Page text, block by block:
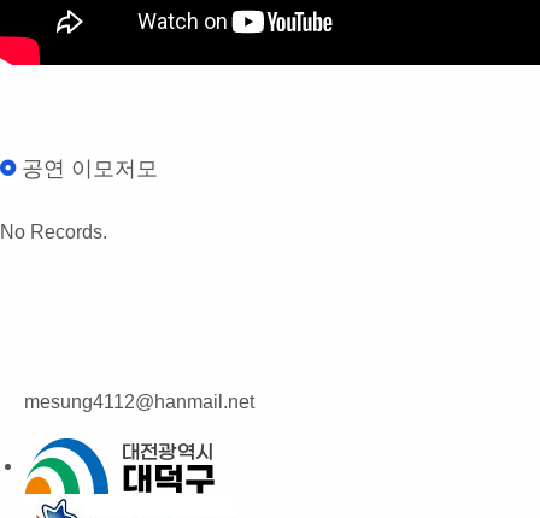
공연 이모저모
No Records.
mesung4112@hanmail.net